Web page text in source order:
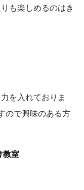
も楽しめるのはき
を入れておりま
で興味のある方
教室